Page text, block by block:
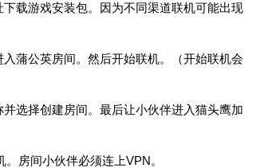
载游戏安装包。因为不同渠道联机可能出现
蒲公英房间。然后开始联机。（开始联机会
选择创建房间。最后让小伙伴进入猫头鹰加
房间小伙伴必须连上VPN。